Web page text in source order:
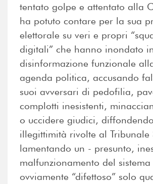
tentato golpe e attentato alla
ha potuto contare per la sua
elettorale su veri e propri
digitali” che hanno inondato
disinformazione funzionale
agenda politica, accusando
suoi avversari di pedofilia,
complotti inesistenti,
o uccidere giudici,
illegittimità rivolte al Tribunale
lamentando un - presunto,
malfunzionamento del
ovviamente “difettoso” solo